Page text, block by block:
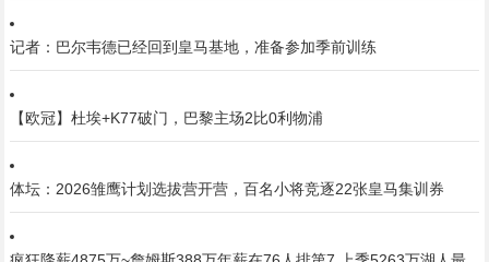
记者：巴尔韦德已经回到皇马基地，准备参加季前训练
【欧冠】杜埃+K77破门，巴黎主场2比0利物浦
体坛：2026雏鹰计划选拔营开营，百名小将竞逐22张皇马集训券